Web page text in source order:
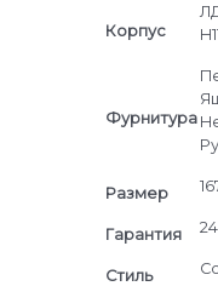
Корпус
Фурнитура
Размер
Гарантия
Стиль